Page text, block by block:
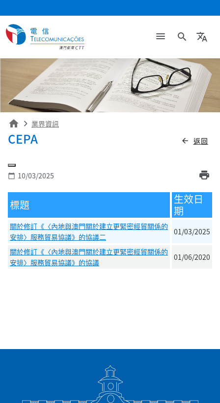
search translate
home 業界資訊
CEPA arrow_back 返回
calendar_today 10/03/2025 print
標題
生效日
期
關於修訂《〈內地與澳門關於建立更緊密經貿關係的
安排〉服務貿易協議》的協議二
01/03/2025
關於修訂《〈內地與澳門關於建立更緊密經貿關係的
安排〉服務貿易協議》的協議
01/06/2020